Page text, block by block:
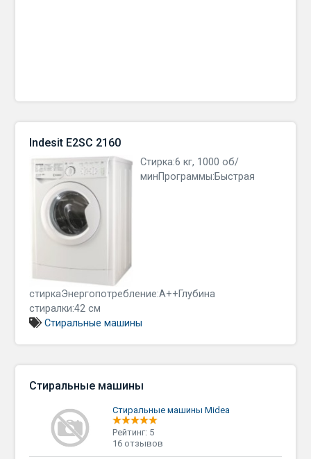
Indesit E2SC 2160
Стирка:6 кг, 1000 об/
минПрограммы:Быстрая
стиркаЭнергопотребление:A++Глубина
стиралки:42 см
Стиральные машины
Стиральные машины
Стиральные машины Midea
Рейтинг: 5
16 отзывов